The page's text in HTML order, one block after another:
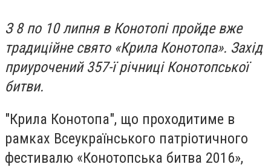
З 8 по 10 липня в Конотопі пройде вже
традиційне свято «Крила Конотопа». Захід
приурочений 357-ї річниці Конотопської
битви.
"Крила Конотопа", що проходитиме в
рамках Всеукраїнського патріотичного
фестивалю «Конотопська битва 2016»,